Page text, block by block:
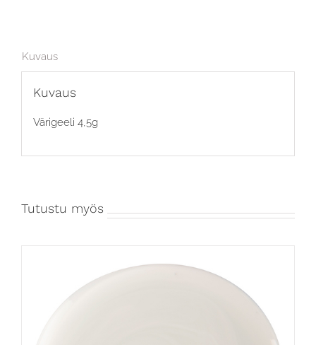
Kuvaus
Kuvaus
Värigeeli 4,5g
Tutustu myös